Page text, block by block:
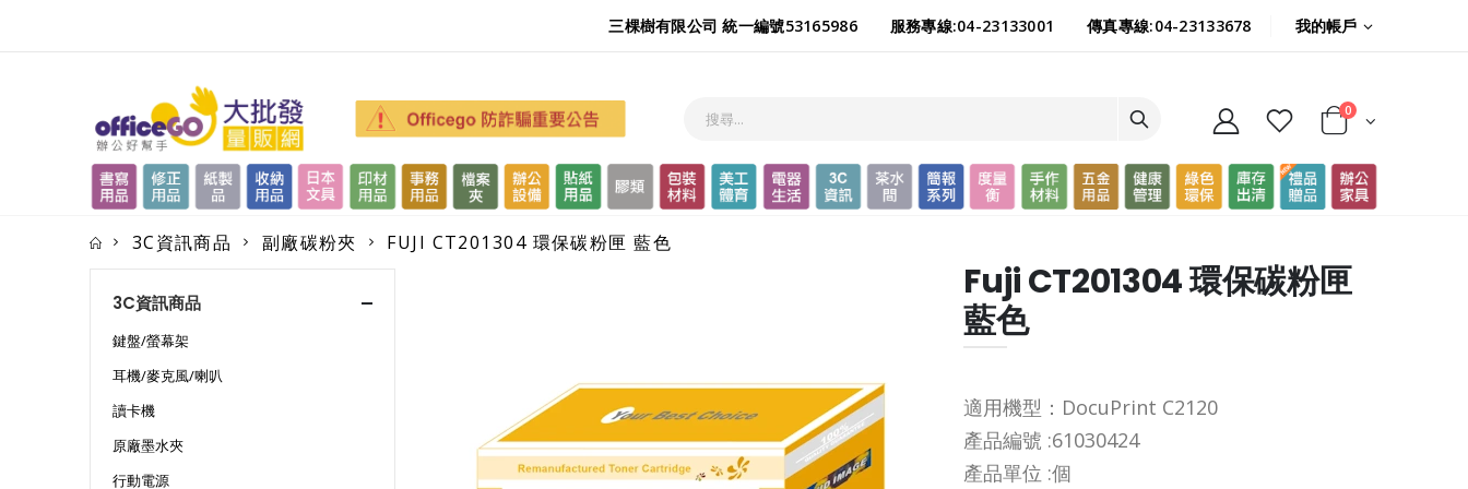
三棵樹有限公司 統一編號53165986 服務專線:04-23133001 傳真專線:04-23133678 我的帳戶
0
3C資訊商品 副廠碳粉夾 FUJI CT201304 環保碳粉匣 藍色
3C資訊商品
鍵盤/螢幕架
耳機/麥克風/喇叭
讀卡機
原廠墨水夾
行動電源
Fuji CT201304 環保碳粉匣
藍色
適用機型：DocuPrint C2120
產品編號 :61030424
產品單位 :個